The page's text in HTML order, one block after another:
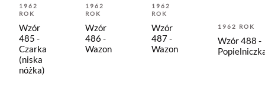
1962
ROK
Wzór
485 -
Czarka
(niska
nóżka)
1962
ROK
Wzór
486 -
Wazon
1962
ROK
Wzór
487 -
Wazon
1962 ROK
Wzór 488 -